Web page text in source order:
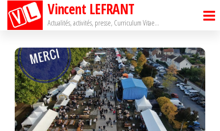
Passer
Vincent LEFRANT
Actualités, activités, presse, Curriculum Vitae…